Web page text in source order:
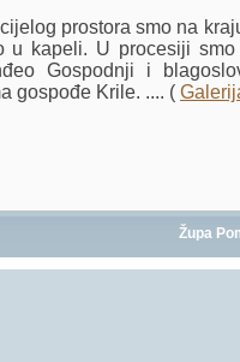
prostora smo na
u kapeli. U procesiji
Gospodnji i
gospođe Krile. .... (
Župa